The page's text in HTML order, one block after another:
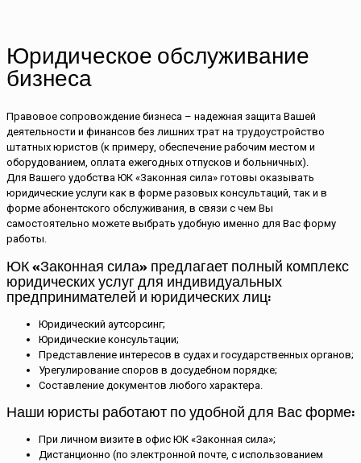
Юридическое обслуживание
бизнеса
Правовое сопровождение бизнеса – надежная защита Вашей
деятельности и финансов без лишних трат на трудоустройство
штатных юристов (к примеру, обеспечение рабочим местом и
оборудованием, оплата ежегодных отпусков и больничных).
Для Вашего удобства ЮК «Законная сила» готовы оказывать
юридические услуги как в форме разовых консультаций, так и в
форме абонентского обслуживания, в связи с чем Вы
самостоятельно можете выбрать удобную именно для Вас форму
работы.
ЮК «Законная сила» предлагает полный комплекс
юридических услуг для индивидуальных
предпринимателей и юридических лиц:
Юридический аутсорсинг;
Юридические консультации;
Представление интересов в судах и государственных органов;
Урегулирование споров в досудебном порядке;
Составление документов любого характера.
Наши юристы работают по удобной для Вас форме:
При личном визите в офис ЮК «Законная сила»;
Дистанционно (по электронной почте, с использованием